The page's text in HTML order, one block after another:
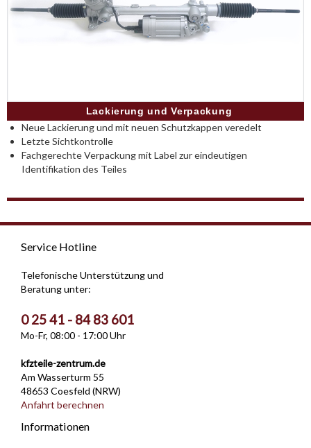
Lackierung und Verpackung
Neue Lackierung und mit neuen Schutzkappen veredelt
Letzte Sichtkontrolle
Fachgerechte Verpackung mit Label zur eindeutigen
Identifikation des Teiles
Service Hotline
Telefonische Unterstützung und
Beratung unter:
0 25 41 - 84 83 601
Mo-Fr, 08:00 - 17:00 Uhr
kfzteile-zentrum.de
Am Wasserturm 55
48653 Coesfeld (NRW)
Anfahrt berechnen
Informationen